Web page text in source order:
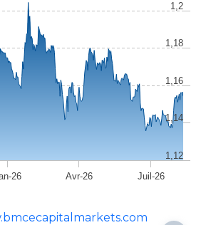
26 Avr-26 Juil-26
1,12
1,14
1,16
1,18
1,2